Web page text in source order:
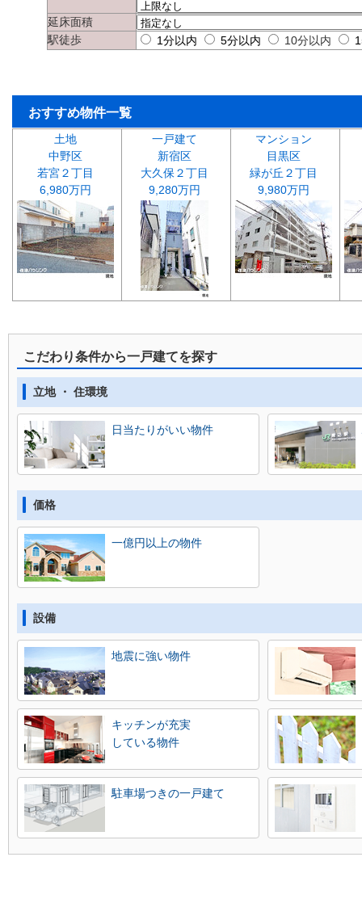
延床面積
駅徒歩
1分以内 5分以内 10分以内
おすすめ物件一覧
土地
中野区
若宮２丁目
6,980万円
一戸建て
新宿区
大久保２丁目
9,280万円
マンション
目黒区
緑が丘２丁目
9,980万円
こだわり条件から一戸建てを探す
立地 ・ 住環境
日当たりがいい物件
価格
一億円以上の物件
設備
地震に強い物件
キッチンが充実
している物件
駐車場つきの一戸建て